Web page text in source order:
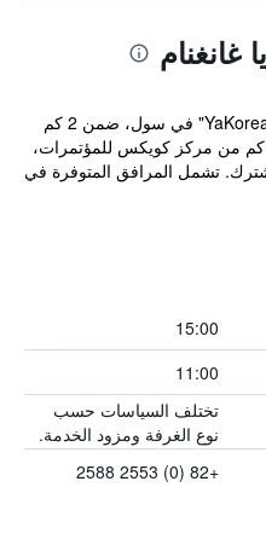
يقع مكان إقامة "YaKorea Hostel Gangnam" في سول، ضمن 2 كم
من محطة قطارات Gangnam و1.7 كم من مركز كويكس للمؤتمرات،
تشمل المرافق المتوفرة في
15:00
11:00
تختلف السياسات حسب
نوع الغرفة ومزود الخدمة.
+82 (0) 2553 2588